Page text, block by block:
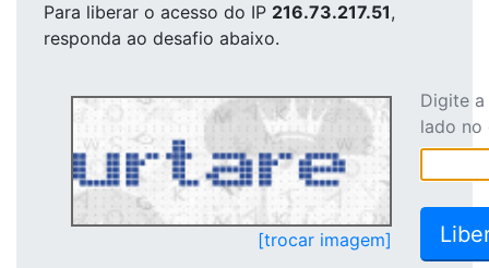
Para liberar o acesso do IP 216.73.217.51,
responda ao desafio abaixo.
[trocar imagem]
Digite
lado no